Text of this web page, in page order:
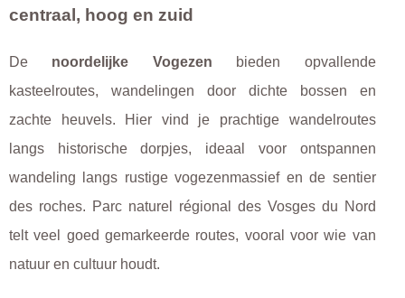
centraal, hoog en zuid
De noordelijke Vogezen bieden opvallende
kasteelroutes, wandelingen door dichte bossen en
zachte heuvels. Hier vind je prachtige wandelroutes
langs historische dorpjes, ideaal voor ontspannen
wandeling langs rustige vogezenmassief en de sentier
des roches. Parc naturel régional des Vosges du Nord
telt veel goed gemarkeerde routes, vooral voor wie van
natuur en cultuur houdt.